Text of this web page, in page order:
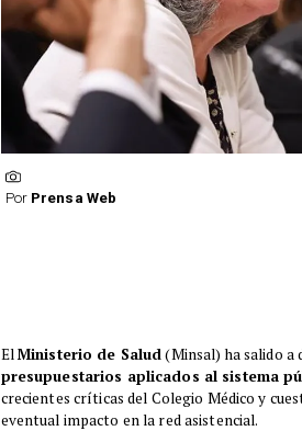
Por Prensa Web
ElMinisterio de Salud(Minsal) ha salido a
presupuestarios aplicados al sistema
crecientes críticas del Colegio Médico y
eventual impacto en la red asistencial.